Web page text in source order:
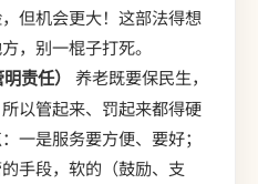
但机会更大！这部法得想
，别一棍子打死。
责任）
养老既要保民生，
以管起来、罚起来都得硬
一是服务要方便、要好；
手段，软的（鼓励、支